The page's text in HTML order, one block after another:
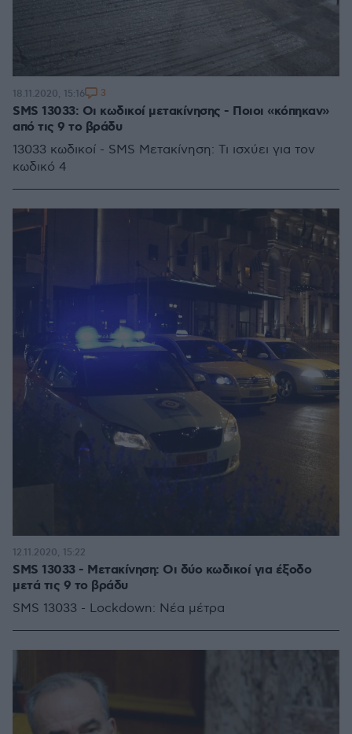
SMS 13033: Οι κωδικοί μετακίνησης - Ποιοι «κόπηκαν»
από τις 9 το βράδυ
13033 κωδικοί - SMS Μετακίνηση: Τι ισχύει για τον
κωδικό 4
18.11.2020, 15:16 3
SMS 13033 - Μετακίνηση: Οι δύο κωδικοί για έξοδο
μετά τις 9 το βράδυ
SMS 13033 - Lockdown: Νέα μέτρα
12.11.2020, 15:22